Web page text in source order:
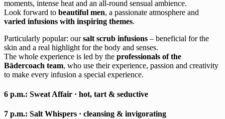
moments, intense heat and an all-round sensual ambience.
Look forward to beautiful men, a passionate atmosphere and
varied infusions with inspiring themes.
Particularly popular: oursalt scrub infusions – beneficial for the
skin and a real highlight for the body and senses.
The whole experience is led by the professionals of the
Bädercoach team, who use their experience, passion and creativity
to make every infusion a special experience.
6 p.m.: Sweat Affair · hot, tart & seductive
7 p.m.: Salt Whispers · cleansing & invigorating